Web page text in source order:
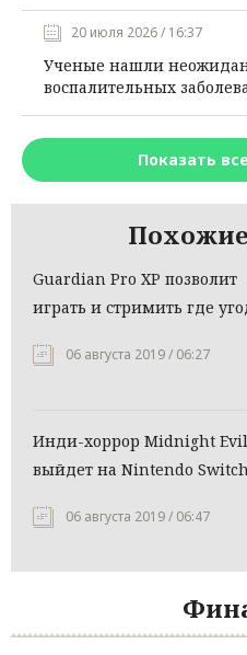
20 июля 2026 / 16:37
Ученые нашли
воспалительных
Показать
Guardian Pro XP позволит
играть и стримить где
06 августа 2019 / 06:27
Инди-хоррор Midnight Evil
выйдет на Nintendo
06 августа 2019 / 06:47